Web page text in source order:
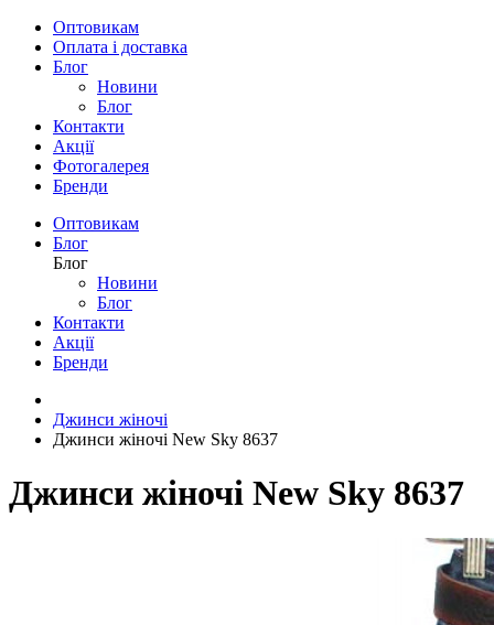
Оптовикам
Оплата і доставка
Блог
Новини
Блог
Контакти
Акції
Фотогалерея
Бренди
Оптовикам
Блог
Блог
Новини
Блог
Контакти
Акції
Бренди
Джинси жіночі
Джинси жіночі New Sky 8637
Джинси жіночі New Sky 8637